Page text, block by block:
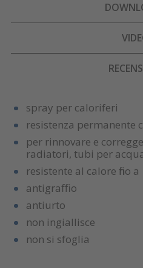
spray per caloriferi
resistenza permanente
per rinnovare e
radiatori, tubi per
resistente al calore fino a
antigraffio
antiurto
non ingiallisce
non si sfoglia